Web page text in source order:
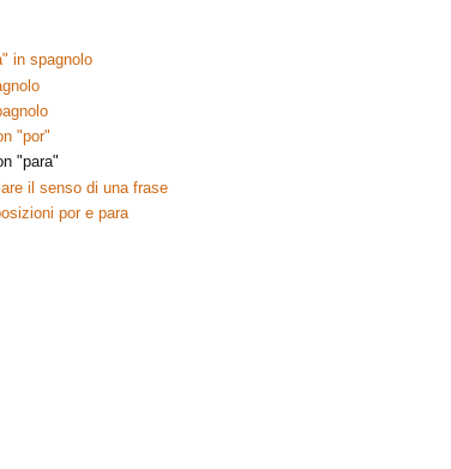
in spagnolo
"por"
"para"
il senso di una frase
por e para